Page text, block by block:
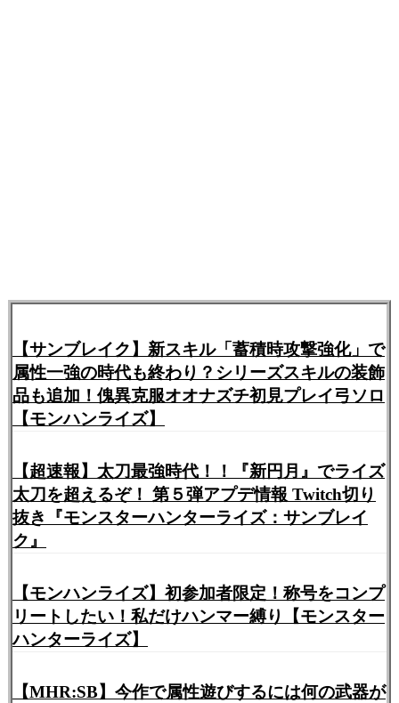
【サンブレイク】新スキル「蓄積時攻撃強化」で
属性一強の時代も終わり？シリーズスキルの装飾
品も追加！傀異克服オオナズチ初見プレイ弓ソロ
【モンハンライズ】
【超速報】太刀最強時代！！『新円月』でライズ
太刀を超えるぞ！ 第５弾アプデ情報 Twitch切り
抜き『モンスターハンターライズ：サンブレイ
ク』
【モンハンライズ】初参加者限定！称号をコンプ
リートしたい！私だけハンマー縛り【モンスター
ハンターライズ】
【MHR:SB】今作で属性遊びするには何の武器が